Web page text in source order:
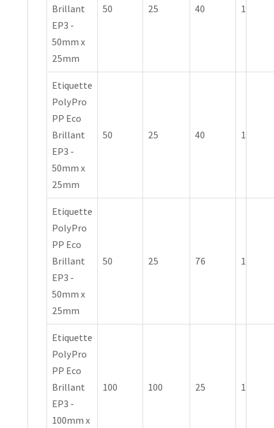
Brillant
EP3 -
50mm x
25mm
50 25 40 1
Etiquette
PolyPro
PP Eco
Brillant
EP3 -
50mm x
25mm
50 25 40 1
Etiquette
PolyPro
PP Eco
Brillant
EP3 -
50mm x
25mm
50 25 76 1
Etiquette
PolyPro
PP Eco
Brillant
EP3 -
100mm x
100 100 25 1